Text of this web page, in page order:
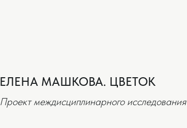
ЕЛЕНА МАШКОВА. ЦВЕТОК
Проект междисциплинарного исследования